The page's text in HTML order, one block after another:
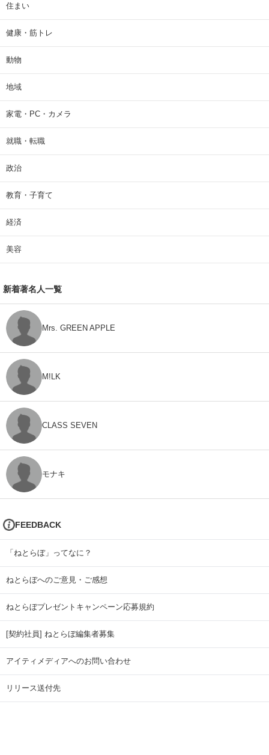
住まい
健康・筋トレ
動物
地域
家電・PC・カメラ
就職・転職
政治
教育・子育て
経済
美容
新着著名人一覧
Mrs. GREEN APPLE
M!LK
CLASS SEVEN
モナキ
FEEDBACK
「ねとらぼ」ってなに？
ねとらぼへのご意見・ご感想
ねとらぼプレゼントキャンペーン応募規約
[契約社員] ねとらぼ編集者募集
アイティメディアへのお問い合わせ
リリース送付先